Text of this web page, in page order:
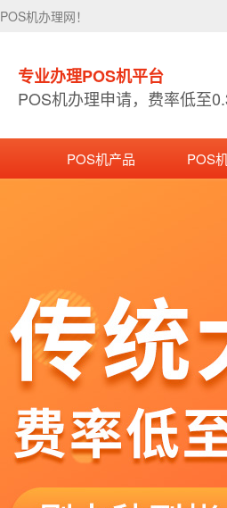
机办理网！
专业办理POS机平台
POS机办理申请，费率低至
POS机产品 POS